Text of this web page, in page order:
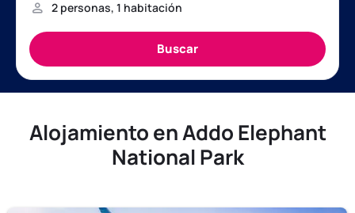
Alojamiento en Addo Elephant
National Park